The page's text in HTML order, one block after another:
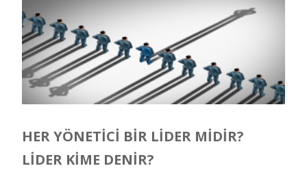
HER YÖNETICI BIR LIDER MIDIR?
LIDER KIME DENIR?